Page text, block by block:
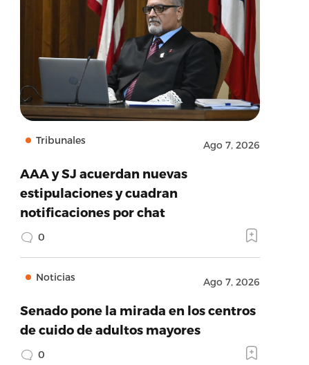
Tribunales Ago 7, 2026
AAA y SJ acuerdan nuevas
estipulaciones y cuadran
notificaciones por chat
0
Noticias Ago 7, 2026
Senado pone la mirada en los centros
de cuido de adultos mayores
0